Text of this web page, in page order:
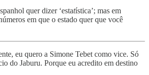
quer dizer ‘estatística’; mas em
em que o estado quer que você
eu quero a Simone Tebet como vice. Só
do Jaburu. Porque eu acredito em destino